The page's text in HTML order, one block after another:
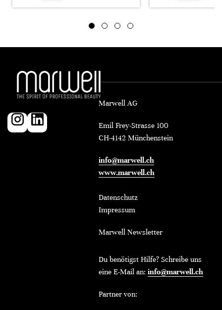
Marwell AG
Emil Frey-Strasse 100
CH-4142 Münchenstein
info@marwell.ch
www.marwell.ch
Datenschutz
Impressum
Marwell Newsletter
Du benötigst Hilfe? Schreibe uns
eine E-Mail an: info@marwell.ch
Partner von: